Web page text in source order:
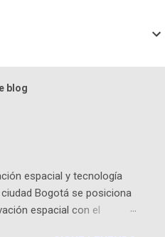
blog
espacial y tecnología
Bogotá se posiciona
espacial con el